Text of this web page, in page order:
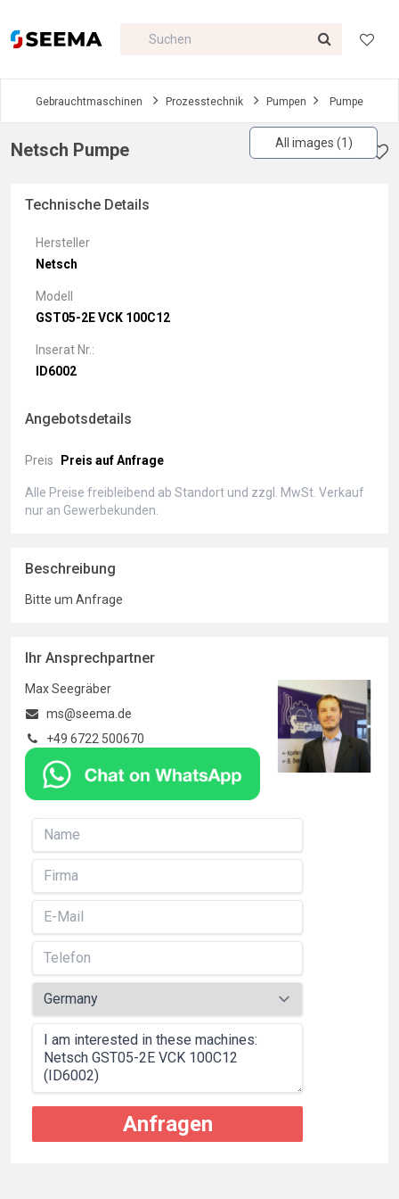
Gebrauchtmaschinen Prozesstechnik Pumpen Pumpe
Netsch Pumpe All images (1)
Technische Details
Hersteller
Netsch
Modell
GST05-2E VCK 100C12
Inserat Nr.:
ID6002
Angebotsdetails
Preis Preis auf Anfrage
Alle Preise freibleibend ab Standort und zzgl. MwSt. Verkauf
nur an Gewerbekunden.
Beschreibung
Bitte um Anfrage
Ihr Ansprechpartner
Max Seegräber
ms@seema.de
+49 6722 500670
Anfragen